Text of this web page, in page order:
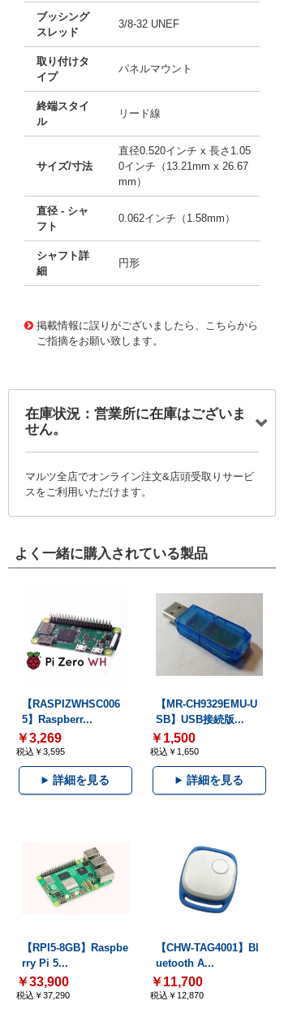
ブッシング
スレッド
3/8-32 UNEF
取り付けタ
イプ
パネルマウント
終端スタイ
ル
リード線
サイズ/寸法
直径0.520インチ x 長さ1.05
0インチ（13.21mm x 26.67
mm）
直径 - シャ
フト
0.062インチ（1.58mm）
シャフト詳
細
円形
掲載情報に誤りがございましたら、こちらから
ご指摘をお願い致します。
在庫状況：営業所に在庫はございま
せん。
マルツ全店でオンライン注文&店頭受取りサービ
スをご利用いただけます。
よく一緒に購入されている製品
【RASPIZWHSC006
5】Raspberr...
￥3,269
税込￥3,595
詳細を見る
【MR-CH9329EMU-U
SB】USB接続版...
￥1,500
税込￥1,650
詳細を見る
【RPI5-8GB】Raspbe
rry Pi 5...
￥33,900
税込￥37,290
【CHW-TAG4001】Bl
uetooth A...
￥11,700
税込￥12,870